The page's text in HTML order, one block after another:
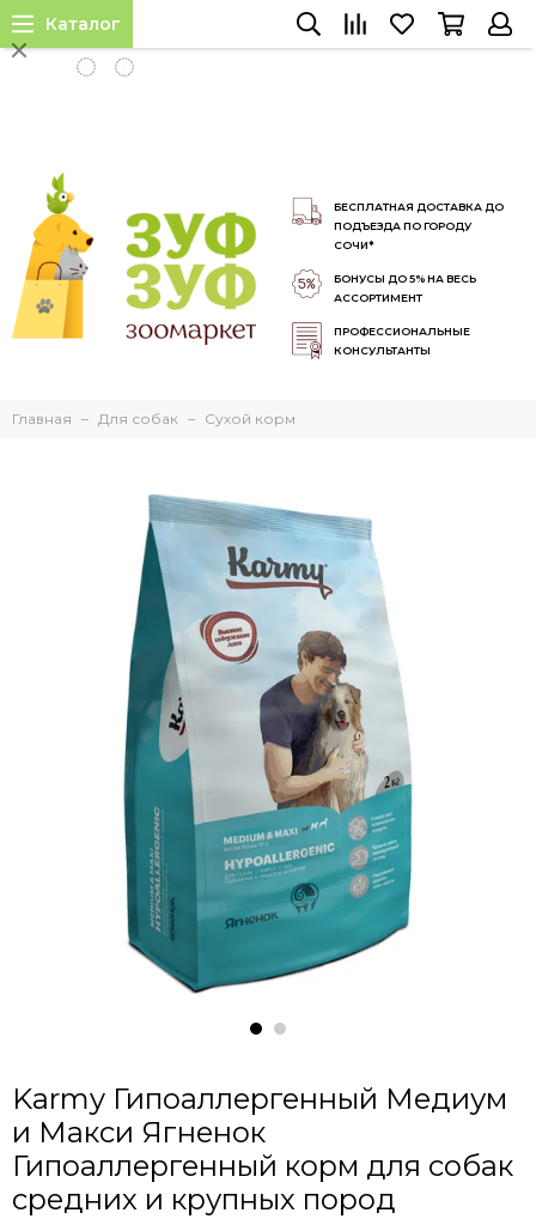
INSTALL APP
БЕСПЛАТНАЯ ДОСТАВКА ДО
ПОДЪЕЗДА ПО ГОРОДУ
СОЧИ*
БОНУСЫ ДО 5% НА ВЕСЬ
АССОРТИМЕНТ
ПРОФЕССИОНАЛЬНЫЕ
КОНСУЛЬТАНТЫ
Каталог
Главная Для собак Сухой корм
Karmy Гипоаллергенный Медиум
и Макси Ягненок
Гипоаллергенный корм для собак
средних и крупных пород